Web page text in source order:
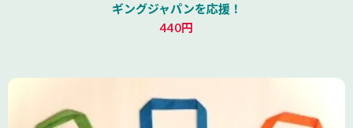
ギングジャパンを応援！
440円